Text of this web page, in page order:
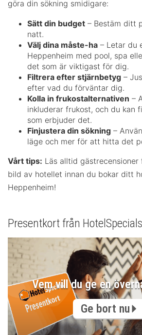
göra din sökning smidigare:
Sätt din budget – Bestäm ditt
natt.
Välj dina måste-ha – Letar du
Heppenheim med pool, spa
det som är viktigast för dig.
Filtrera efter stjärnbetyg –
efter vad du förväntar dig.
Kolla in frukostalternativen –
inkluderar frukost, och du kan
som erbjuder det.
Finjustera din sökning –
läge och mer för att hitta det
Vårt tips: Läs alltid
bild av hotellet innan du bokar ditt
Heppenheim!
Presentkort från HotelSpecials
Vem vill du ge en
Ge bort nu